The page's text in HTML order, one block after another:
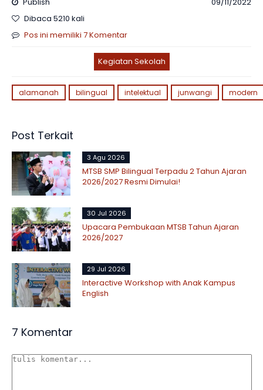
Dibaca 5210 kali
Pos ini memiliki 7 Komentar
Kegiatan Sekolah
alamanah bilingual intelektual junwangi modern
Post Terkait
3 Agu 2026
MTSB SMP Bilingual Terpadu 2 Tahun Ajaran
2026/2027 Resmi Dimulai!
30 Jul 2026
Upacara Pembukaan MTSB Tahun Ajaran
2026/2027
29 Jul 2026
Interactive Workshop with Anak Kampus
English
7 Komentar